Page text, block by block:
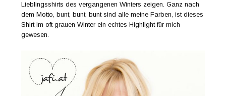
Lieblingsshirts des vergangenen Winters zeigen. Ganz nach
dem Motto, bunt, bunt, bunt sind alle meine Farben, ist dieses
Shirt im oft grauen Winter ein echtes Highlight für mich
gewesen.